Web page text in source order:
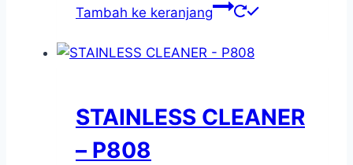
Tambah ke keranjang
STAINLESS CLEANER
– P808